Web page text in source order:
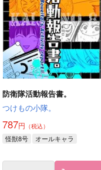
770円（税込）
オールキャラ
サンプル 作品詳細
防衛隊活動報告書。
つけもの小隊。
787円 （税込）
怪獣8号 オールキャラ